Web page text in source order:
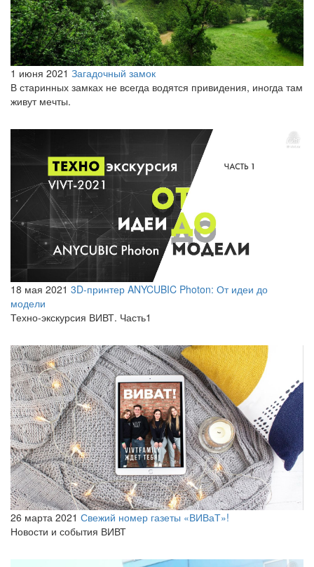
1 июня 2021 Загадочный замок
В старинных замках не всегда водятся привидения, иногда там
живут мечты.
18 мая 2021 3D-принтер ANYCUBIC Photon: От идеи до
модели
Техно-экскурсия ВИВТ. Часть1
26 марта 2021 Свежий номер газеты «ВИВаТ»!
Новости и события ВИВТ